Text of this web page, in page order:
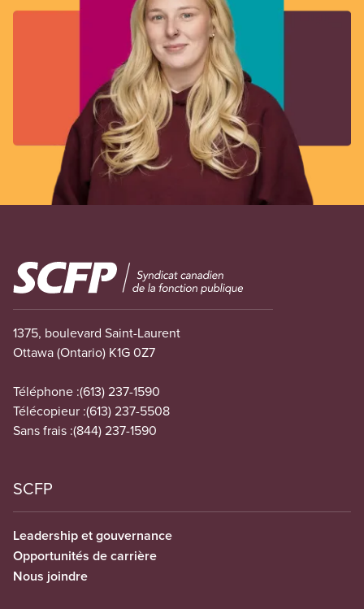
Image
1375, boulevard Saint-Laurent
Ottawa (Ontario) K1G 0Z7
Téléphone :(613) 237-1590
Télécopieur :(613) 237-5508
Sans frais :(844) 237-1590
SCFP
Leadership et gouvernance
Opportunités de carrière
Nous joindre